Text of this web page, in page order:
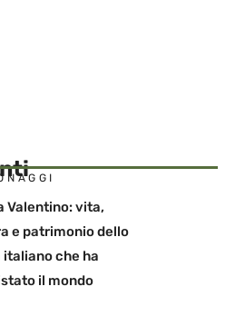
Valentino: vita,
e patrimonio dello
che ha
il mondo